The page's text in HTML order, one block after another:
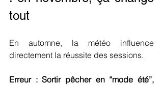
tout
En automne, la météo influence
directement la réussite des sessions.
Erreur : Sortir pêcher en “mode été”,